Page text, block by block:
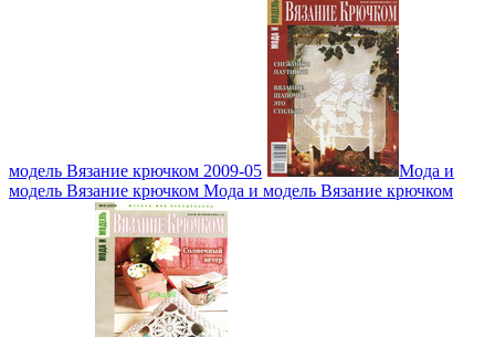
модель Вязание крючком 2009-05
Мода и
модель Вязание крючком Мода и модель Вязание крючком